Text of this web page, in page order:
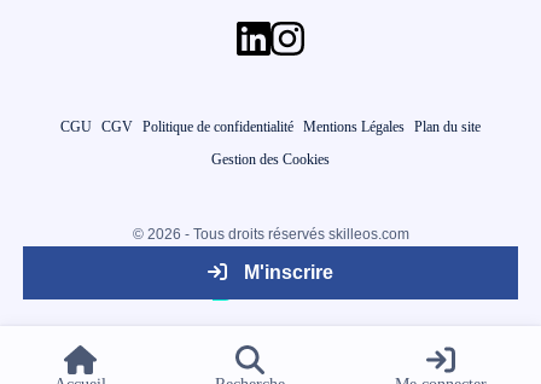
M'inscrire
CGU CGV Politique de confidentialité Mentions Légales Plan du site
Gestion des Cookies
© 2026 - Tous droits réservés skilleos.com